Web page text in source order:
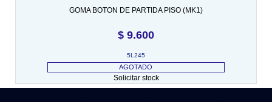
GOMA BOTON DE PARTIDA PISO (MK1)
$ 9.600
5L245
AGOTADO
Solicitar stock